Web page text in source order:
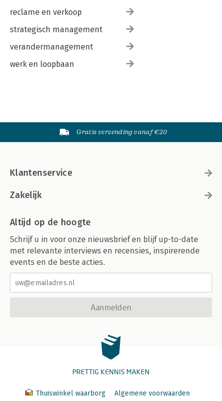
reclame en verkoop
strategisch management
verandermanagement
werk en loopbaan
Gratis verzending vanaf €20
Klantenservice
Zakelijk
Altijd op de hoogte
Schrijf u in voor onze nieuwsbrief en blijf up-to-date
met relevante interviews en recensies, inspirerende
events en de beste acties.
Aanmelden
PRETTIG KENNIS MAKEN
Thuiswinkel waarborg Algemene voorwaarden